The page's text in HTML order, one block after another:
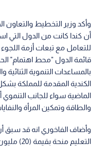
وأكد وزير التخطيط والتعاون
أن كندا كانت من ‏الدول التي
للتعامل مع تبعات أزمة
قائمة الدول "محط اهتمام"
‏بالمساعدات التنموية
الكندية المقدمة للمملكة
الماضية سواء للجانب
والطاقة وتمكين المرأة
وأضاف الفاخوري انه قد سبق
التعليم